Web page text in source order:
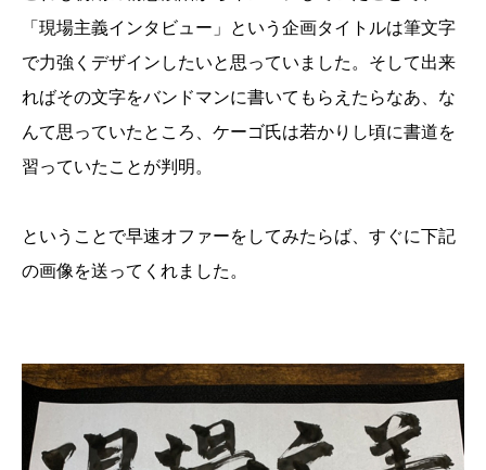
「現場主義インタビュー」という企画タイトルは筆文字
で力強くデザインしたいと思っていました。そして出来
ればその文字をバンドマンに書いてもらえたらなあ、な
んて思っていたところ、ケーゴ氏は若かりし頃に書道を
習っていたことが判明。
ということで早速オファーをしてみたらば、すぐに下記
の画像を送ってくれました。